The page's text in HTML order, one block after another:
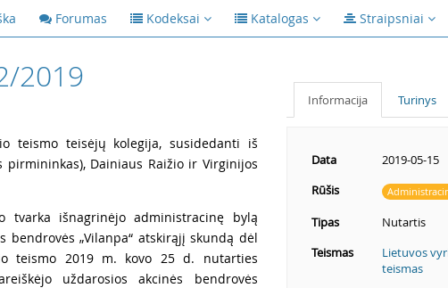
Forumas Kodeksai Katalogas Straipsniai
2019
teismo teisėjų kolegija, susidedanti iš
pirmininkas), Dainiaus Raižio ir Virginijos
tvarka išnagrinėjo administracinę bylą
bendrovės „Vilanpa“ atskirąjį skundą dėl
teismo 2019 m. kovo 25 d. nutarties
uždarosios akcinės bendrovės
Informacija Turinys
Data
2019-05-15
Rūšis
Tipas
Nutartis
Teismas
Lietuvos
teismas